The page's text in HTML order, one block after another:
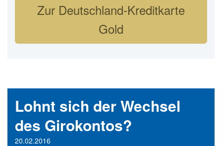
Zur Deutschland-Kreditkarte
Gold
Lohnt sich der Wechsel
des Girokontos?
20.02.2016